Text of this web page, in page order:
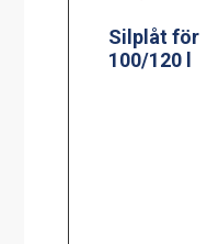
Silplåt för
100/120 l